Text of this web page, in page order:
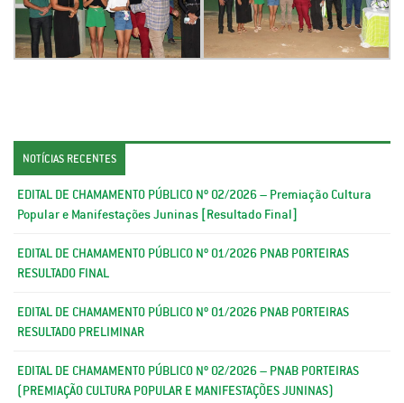
NOTÍCIAS RECENTES
EDITAL DE CHAMAMENTO PÚBLICO Nº 02/2026 – Premiação Cultura
Popular e Manifestações Juninas [Resultado Final]
EDITAL DE CHAMAMENTO PÚBLICO Nº 01/2026 PNAB PORTEIRAS
RESULTADO FINAL
EDITAL DE CHAMAMENTO PÚBLICO Nº 01/2026 PNAB PORTEIRAS
RESULTADO PRELIMINAR
EDITAL DE CHAMAMENTO PÚBLICO Nº 02/2026 – PNAB PORTEIRAS
(PREMIAÇÃO CULTURA POPULAR E MANIFESTAÇÕES JUNINAS)